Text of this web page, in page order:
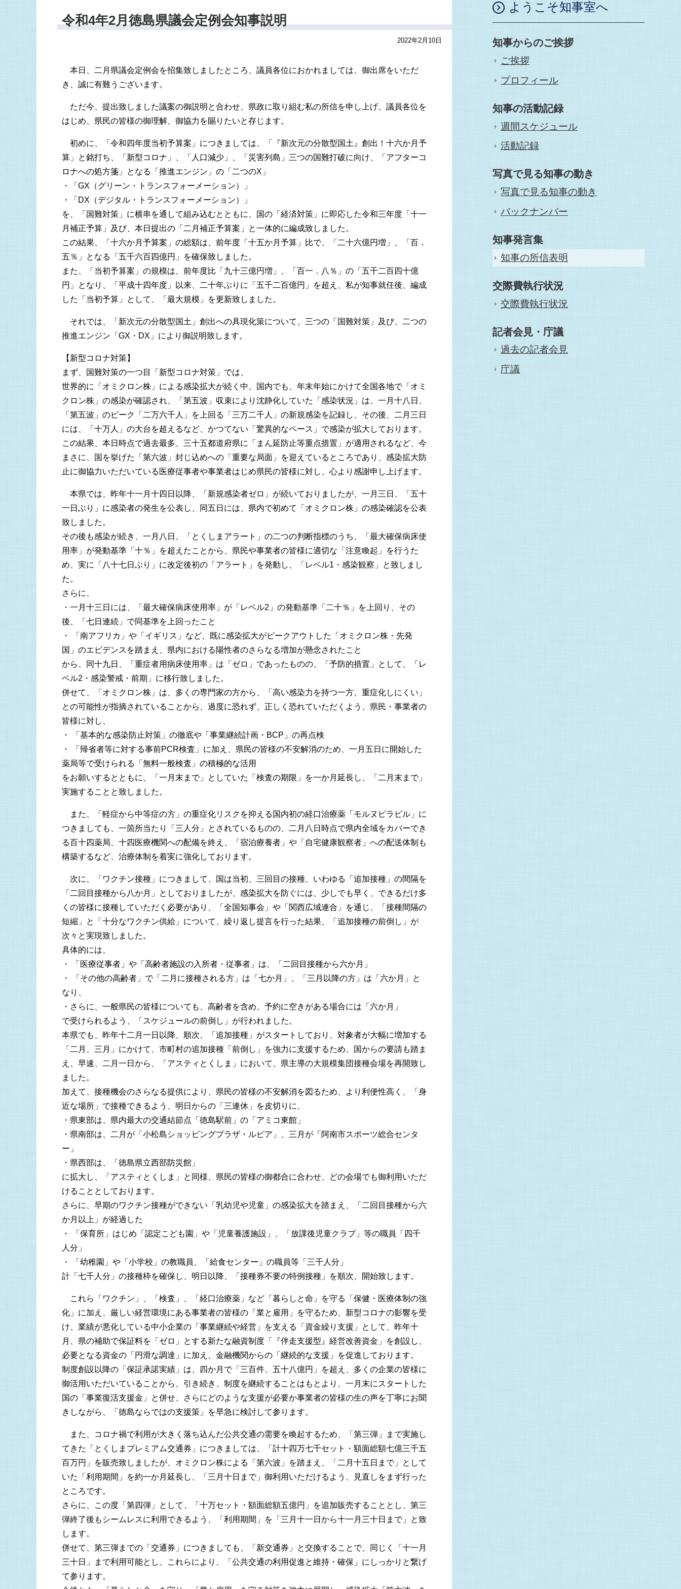
令和4年2月徳島県議会定例会知事説明
2022年2月10日
本日、二月県議会定例会を招集致しましたところ、議員各位におかれましては、御出席をいただ
き、誠に有難うございます。
ただ今、提出致しました議案の御説明と合わせ、県政に取り組む私の所信を申し上げ、議員各位を
はじめ、県民の皆様の御理解、御協力を賜りたいと存じます。
初めに、「令和四年度当初予算案」につきましては、「『新次元の分散型国土』創出！十六か月予
算」と銘打ち、「新型コロナ」、「人口減少」、「災害列島」三つの国難打破に向け、「アフターコ
ロナへの処方箋」となる「推進エンジン」の「二つのX」
・「GX（グリーン・トランスフォーメーション）」
・「DX（デジタル・トランスフォーメーション）」
を、「国難対策」に横串を通して組み込むとともに、国の「経済対策」に即応した令和三年度「十一
月補正予算」及び、本日提出の「二月補正予算案」と一体的に編成致しました。
この結果、「十六か月予算案」の総額は、前年度「十五か月予算」比で、「二十六億円増」、「百．
五％」となる「五千六百四億円」を確保致しました。
また、「当初予算案」の規模は、前年度比「九十三億円増」、「百一．八％」の「五千二百四十億
円」となり、「平成十四年度」以来、二十年ぶりに「五千二百億円」を超え、私が知事就任後、編成
した「当初予算」として、「最大規模」を更新致しました。
それでは、「新次元の分散型国土」創出への具現化策について、三つの「国難対策」及び、二つの
推進エンジン「GX・DX」により御説明致します。
【新型コロナ対策】
まず、国難対策の一つ目「新型コロナ対策」では、
世界的に「オミクロン株」による感染拡大が続く中、国内でも、年末年始にかけて全国各地で「オミ
クロン株」の感染が確認され、「第五波」収束により沈静化していた「感染状況」は、一月十八日、
「第五波」のピーク「二万六千人」を上回る「三万二千人」の新規感染を記録し、その後、二月三日
には、「十万人」の大台を超えるなど、かつてない「驚異的なペース」で感染が拡大しております。
この結果、本日時点で過去最多、三十五都道府県に「まん延防止等重点措置」が適用されるなど、今
まさに、国を挙げた「第六波」封じ込めへの「重要な局面」を迎えているところであり、感染拡大防
止に御協力いただいている医療従事者や事業者はじめ県民の皆様に対し、心より感謝申し上げます。
本県では、昨年十一月十四日以降、「新規感染者ゼロ」が続いておりましたが、一月三日、「五十
一日ぶり」に感染者の発生を公表し、同五日には、県内で初めて「オミクロン株」の感染確認を公表
致しました。
その後も感染が続き、一月八日、「とくしまアラート」の二つの判断指標のうち、「最大確保病床使
用率」が発動基準「十％」を超えたことから、県民や事業者の皆様に適切な「注意喚起」を行うた
め、実に「八十七日ぶり」に改定後初の「アラート」を発動し、「レベル1・感染観察」と致しまし
た。
さらに、
・一月十三日には、「最大確保病床使用率」が「レベル2」の発動基準「二十％」を上回り、その
後、「七日連続」で同基準を上回ったこと
・ 「南アフリカ」や「イギリス」など、既に感染拡大がピークアウトした「オミクロン株・先発
国」のエビデンスを踏まえ、県内における陽性者のさらなる増加が懸念されたこと
から、同十九日、「重症者用病床使用率」は「ゼロ」であったものの、「予防的措置」として、「レ
ベル2・感染警戒・前期」に移行致しました。
併せて、「オミクロン株」は、多くの専門家の方から、「高い感染力を持つ一方、重症化しにくい」
との可能性が指摘されていることから、過度に恐れず、正しく恐れていただくよう、県民・事業者の
皆様に対し、
・ 「基本的な感染防止対策」の徹底や「事業継続計画・BCP」の再点検
・ 「帰省者等に対する事前PCR検査」に加え、県民の皆様の不安解消のため、一月五日に開始した
薬局等で受けられる「無料一般検査」の積極的な活用
をお願いするとともに、「一月末まで」としていた「検査の期限」を一か月延長し、「二月末まで」
実施することと致しました。
また、「軽症から中等症の方」の重症化リスクを抑える国内初の経口治療薬「モルヌピラビル」に
つきましても、一箇所当たり「三人分」とされているものの、二月八日時点で県内全域をカバーでき
る百十四薬局、十四医療機関への配備を終え、「宿泊療養者」や「自宅健康観察者」への配送体制も
構築するなど、治療体制を着実に強化しております。
次に、「ワクチン接種」につきまして、国は当初、三回目の接種、いわゆる「追加接種」の間隔を
「二回目接種から八か月」としておりましたが、感染拡大を防ぐには、少しでも早く、できるだけ多
くの皆様に接種していただく必要があり、「全国知事会」や「関西広域連合」を通じ、「接種間隔の
短縮」と「十分なワクチン供給」について、繰り返し提言を行った結果、「追加接種の前倒し」が
次々と実現致しました。
具体的には、
・ 「医療従事者」や「高齢者施設の入所者・従事者」は、「二回目接種から六か月」
・ 「その他の高齢者」で「二月に接種される方」は「七か月」、「三月以降の方」は「六か月」と
なり、
・さらに、一般県民の皆様についても、高齢者を含め、予約に空きがある場合には「六か月」
で受けられるよう、「スケジュールの前倒し」が行われました。
本県でも、昨年十二月一日以降、順次、「追加接種」がスタートしており、対象者が大幅に増加する
「二月、三月」にかけて、市町村の追加接種「前倒し」を強力に支援するため、国からの要請も踏ま
え、早速、二月一日から、「アスティとくしま」において、県主導の大規模集団接種会場を再開致し
ました。
加えて、接種機会のさらなる提供により、県民の皆様の不安解消を図るため、より利便性高く、「身
近な場所」で接種できるよう、明日からの「三連休」を皮切りに、
・県東部は、県内最大の交通結節点「徳島駅前」の「アミコ東館」
・県南部は、二月が「小松島ショッピングプラザ・ルピア」、三月が「阿南市スポーツ総合センタ
ー」
・県西部は、「徳島県立西部防災館」
に拡大し、「アスティとくしま」と同様、県民の皆様の御都合に合わせ、どの会場でも御利用いただ
けることとしております。
さらに、早期のワクチン接種ができない「乳幼児や児童」の感染拡大を踏まえ、「二回目接種から六
か月以上」が経過した
・ 「保育所」はじめ「認定こども園」や「児童養護施設」、「放課後児童クラブ」等の職員「四千
人分」
・ 「幼稚園」や「小学校」の教職員、「給食センター」の職員等「三千人分」
計「七千人分」の接種枠を確保し、明日以降、「接種券不要の特例接種」を順次、開始致します。
これら「ワクチン」、「検査」、「経口治療薬」など「暮らしと命」を守る「保健・医療体制の強
化」に加え、厳しい経営環境にある事業者の皆様の「業と雇用」を守るため、新型コロナの影響を受
け、業績が悪化している中小企業の「事業継続や経営」を支える「資金繰り支援」として、昨年十
月、県の補助で保証料を「ゼロ」とする新たな融資制度「『伴走支援型』経営改善資金」を創設し、
必要となる資金の「円滑な調達」に加え、金融機関からの「継続的な支援」を促進しております。
制度創設以降の「保証承諾実績」は、四か月で「三百件、五十八億円」を超え、多くの企業の皆様に
御活用いただいていることから、引き続き、制度を継続することはもとより、一月末にスタートした
国の「事業復活支援金」と併せ、さらにどのような支援が必要か事業者の皆様の生の声を丁寧にお聞
きしながら、「徳島ならではの支援策」を早急に検討して参ります。
また、コロナ禍で利用が大きく落ち込んだ公共交通の需要を喚起するため、「第三弾」まで実施し
てきた「とくしまプレミアム交通券」につきましては、「計十四万七千セット・額面総額七億三千五
百万円」を販売致しましたが、オミクロン株による「第六波」を踏まえ、「二月十五日まで」として
いた「利用期間」を約一か月延長し、「三月十日まで」御利用いただけるよう、見直しをまず行った
ところです。
さらに、この度「第四弾」として、「十万セット・額面総額五億円」を追加販売することとし、第三
弾終了後もシームレスに利用できるよう、「利用期間」を「三月十一日から十一月三十日まで」と致
します。
併せて、第三弾までの「交通券」につきましても、「新交通券」と交換することで、同じく「十一月
三十日」まで利用可能とし、これらにより、「公共交通の利用促進と維持・確保」にしっかりと繋げ
て参ります。
ようこそ知事室へ
知事からのご挨拶
ご挨拶
プロフィール
知事の活動記録
週間スケジュール
活動記録
写真で見る知事の動き
写真で見る知事の動き
バックナンバー
知事発言集
知事の所信表明
交際費執行状況
交際費執行状況
記者会見・庁議
過去の記者会見
庁議